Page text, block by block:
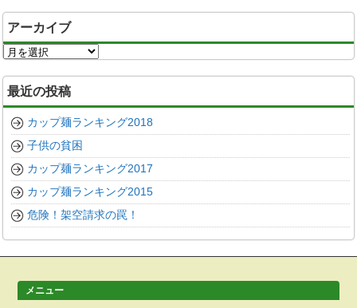
アーカイブ
ア
ー
カ
イ
ブ
最近の投稿
カップ麺ランキング2018
子供の貧困
カップ麺ランキング2017
カップ麺ランキング2015
危険！架空請求の罠！
メニュー